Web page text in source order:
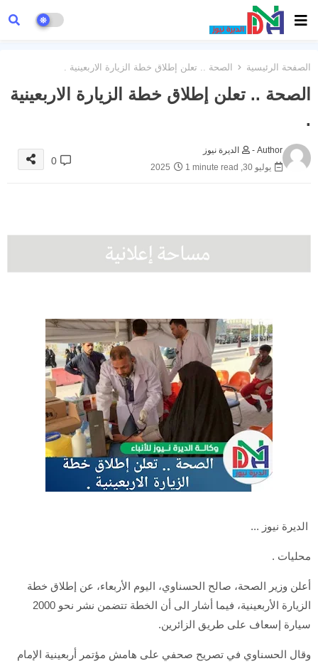
الصفحة الرئيسية الصحة .. تعلن إطلاق خطة الزيارة الاربعينية .
الصحة .. تعلن إطلاق خطة الزيارة الاربعينية
.
Author -
الديرة نيوز
يوليو 30, 2025
1 minute read
0
الديرة نيوز ...
محليات .
أعلن وزير الصحة، صالح الحسناوي، اليوم الأربعاء، عن إطلاق خطة
الزيارة الأربعينية، فيما أشار الى أن الخطة تتضمن نشر نحو 2000
سيارة إسعاف على طريق الزائرين.
وقال الحسناوي في تصريح صحفي على هامش مؤتمر أربعينية الإمام